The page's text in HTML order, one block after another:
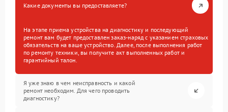
Какие документы вы предоставляете?
На этапе приема устройства на диагностику и последующий
ремонт вам будет предоставлен заказ-наряд с указанием страховых
обязательств на ваше устройство. Далее, после выполнения работ
по ремонту техники, вы получите акт выполненных работ и
гарантийный талон.
Я уже знаю в чем неисправность и какой
ремонт необходим. Для чего проводить
диагностику?